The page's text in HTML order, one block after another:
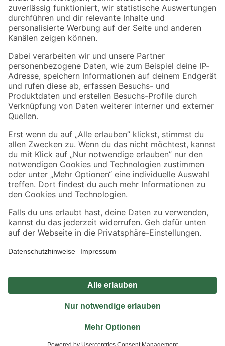
Zur Newsletter Anmeldung
Folge uns
Zahlungsarten Versandarten
Sicher einkaufen
Jetzt die toom-App herunterladen
Alle Preisangaben in EUR inkl. gesetzl. MwSt.. Die dargestellten Angebote sind unter
Umständen nicht in allen Märkten verfügbar. Die angegebenen Verfügbarkeiten beziehen
Produkte nur solange der Vorrat reicht.
*Paketversand ab 59 € versandkostenfrei, gilt nicht für Artikel mit Speditionsversand, hier
Privatsphäre Impressum
Nutzungsbedingungen
Widerrufsrecht
Vertrag widerrufen
© 2026 toom Baumarkt GmbH